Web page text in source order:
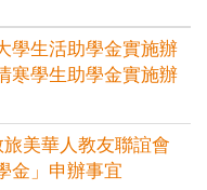
學生活助學金實施辦
寒學生助學金實施辦
美華人教友聯誼會
金」申辦事宜